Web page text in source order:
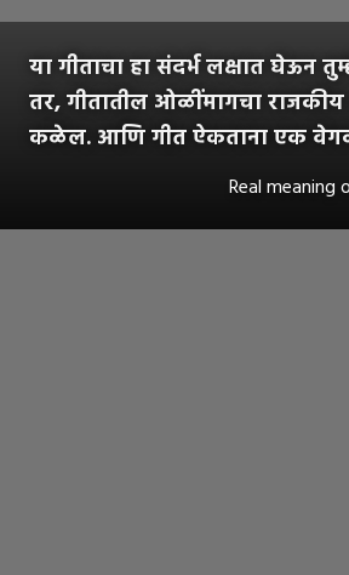
या गीताचा हा संदर्भ लक्षात घेऊन
तर, गीतातील ओळींमागचा
कळेल. आणि गीत ऐकताना एक
Real meaning